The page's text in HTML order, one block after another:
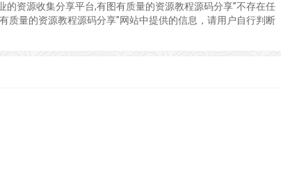
资源收集分享平台,有图有质量的资源教程源码分享”不存在任
质量的资源教程源码分享”网站中提供的信息，请用户自行判断